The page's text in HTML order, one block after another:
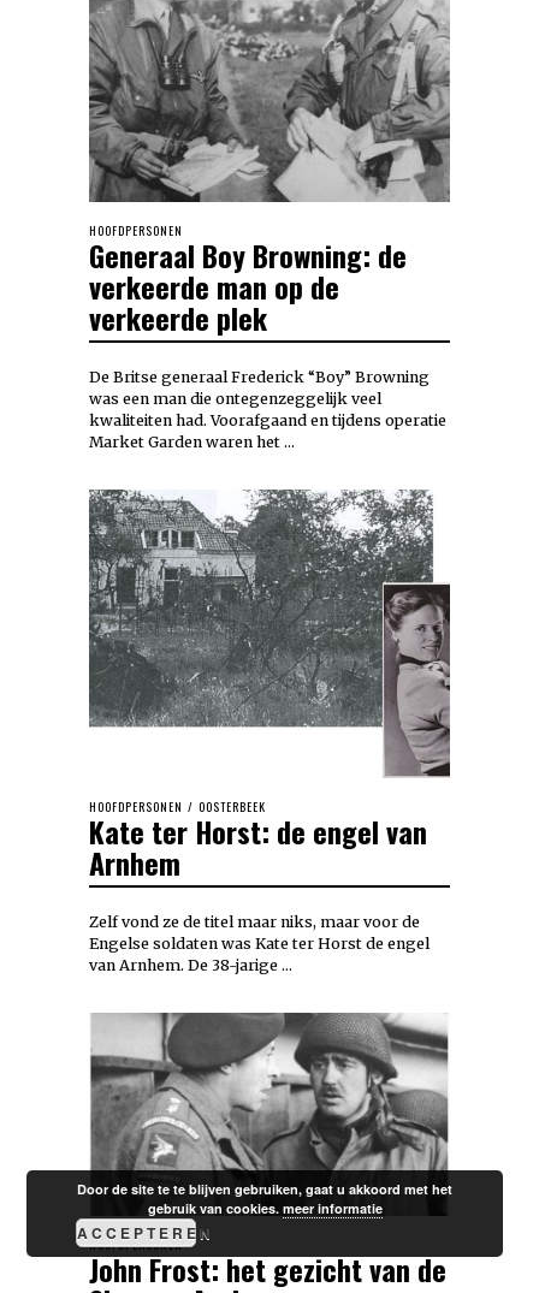
HOOFDPERSONEN
Generaal Boy Browning: de
verkeerde man op de
verkeerde plek
De Britse generaal Frederick “Boy” Browning
was een man die ontegenzeggelijk veel
kwaliteiten had. Voorafgaand en tijdens operatie
Market Garden waren het …
HOOFDPERSONEN / OOSTERBEEK
Kate ter Horst: de engel van
Arnhem
Zelf vond ze de titel maar niks, maar voor de
Engelse soldaten was Kate ter Horst de engel
van Arnhem. De 38-jarige …
HOOFDPERSONEN
John Frost: het gezicht van de
Door de site te te blijven gebruiken, gaat u akkoord met het
gebruik van cookies. meer informatie
ACCEPTEREN